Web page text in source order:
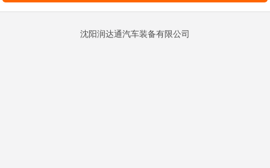
沈阳润达通汽车装备有限公司